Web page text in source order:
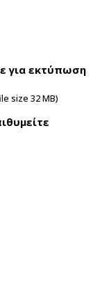
για εκτύπωση
size 32 MB)